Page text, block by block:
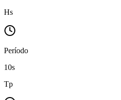
Hs
Período
10s
Tp